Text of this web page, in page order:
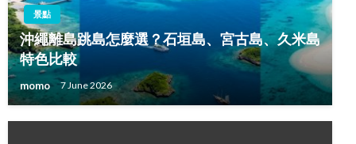
景點
沖繩離島跳島怎麼選？石垣島、宮古島、久米島
特色比較
momo 7 June 2026